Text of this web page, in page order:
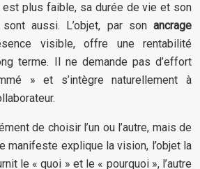
plus faible, sa durée de vie et son
aussi. L’objet, par son ancrage
visible, offre une rentabilité
terme. Il ne demande pas d’effort
» et s’intègre naturellement à
de choisir l’un ou l’autre, mais de
manifeste explique la vision, l’objet la
le « quoi » et le « pourquoi », l’autre